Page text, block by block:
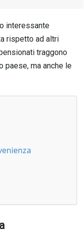
interessante
rispetto ad altri
traggono
paese, ma anche le